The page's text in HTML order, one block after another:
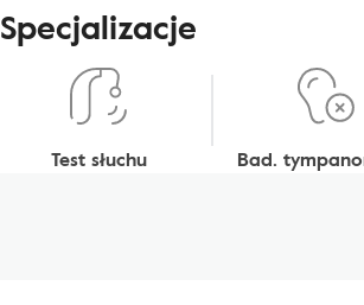
Specjalizacje
Test słuchu Bad.